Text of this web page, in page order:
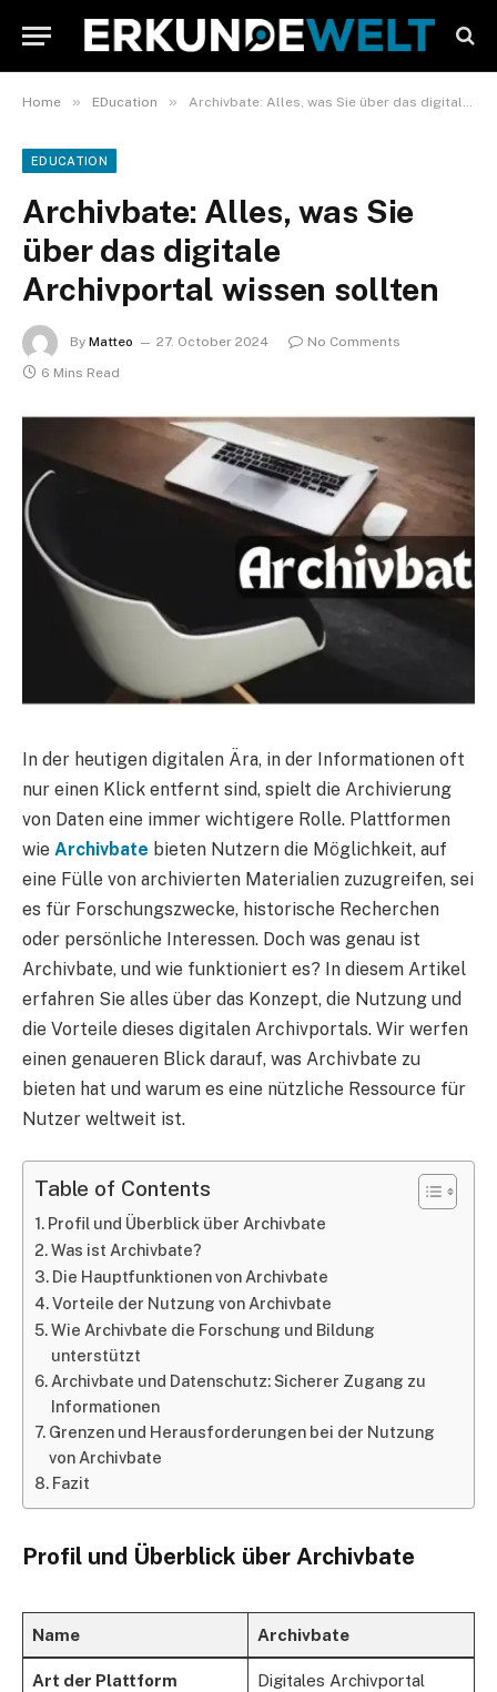
Home » EDucation » Archivbate: Alles, was Sie über das digitale Archivportal wissen sollten
EDUCATION
Archivbate: Alles, was Sie
über das digitale
Archivportal wissen sollten
By Matteo 27. October 2024
No Comments
6 Mins Read
In der heutigen digitalen Ära, in der Informationen oft
nur einen Klick entfernt sind, spielt die Archivierung
von Daten eine immer wichtigere Rolle. Plattformen
wie Archivbate bieten Nutzern die Möglichkeit, auf
eine Fülle von archivierten Materialien zuzugreifen, sei
es für Forschungszwecke, historische Recherchen
oder persönliche Interessen. Doch was genau ist
Archivbate, und wie funktioniert es? In diesem Artikel
erfahren Sie alles über das Konzept, die Nutzung und
die Vorteile dieses digitalen Archivportals. Wir werfen
einen genaueren Blick darauf, was Archivbate zu
bieten hat und warum es eine nützliche Ressource für
Nutzer weltweit ist.
Table of Contents
Profil und Überblick über Archivbate
Was ist Archivbate?
Die Hauptfunktionen von Archivbate
Vorteile der Nutzung von Archivbate
Wie Archivbate die Forschung und Bildung
unterstützt
Archivbate und Datenschutz: Sicherer Zugang zu
Informationen
Grenzen und Herausforderungen bei der Nutzung
von Archivbate
Fazit
Profil und Überblick über Archivbate
Name Archivbate
Art der Plattform Digitales Archivportal